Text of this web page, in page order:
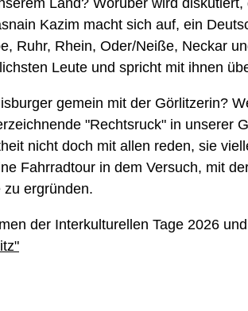
Kazim macht sich auf, ein
Ruhr, Rhein, Oder/Neiße, Neckar
Leute und spricht mit ihnen
gemein mit der Görlitzerin?
"Rechtsruck" in unserer
nicht doch mit allen reden, sie
Fahrradtour in dem Versuch, mit
ergründen.
der Interkulturellen Tage 2026